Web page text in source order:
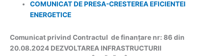
COMUNICAT DE PRESA-CRESTEREA EFICIENTEI
ENERGETICE
Comunicat privind Contractul de finanțare nr: 86 din
20.08.2024 DEZVOLTAREA INFRASTRUCTURII